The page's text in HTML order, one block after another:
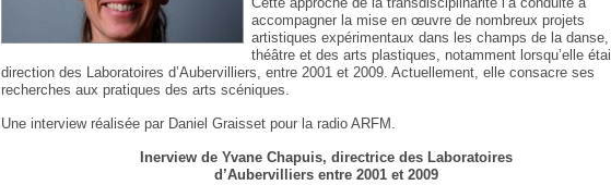
accompagner la mise en œuvre de nombreux projets
artistiques expérimentaux dans les champs de la
théâtre et des arts plastiques, notamment lorsqu’elle
direction des Laboratoires d’Aubervilliers, entre 2001 et 2009. Actuellement, elle consacre ses
recherches aux pratiques des arts scéniques.
Une interview réalisée par Daniel Graisset pour la radio ARFM.
Inerview de Yvane Chapuis, directrice des Laboratoires
d’Aubervilliers entre 2001 et 2009